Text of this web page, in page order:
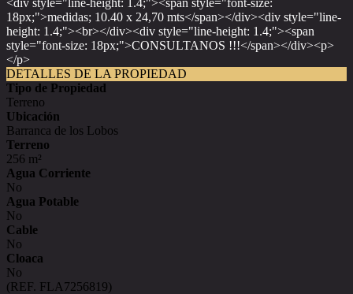
<div style="line-height: 1.4;"><span style="font-size:
18px;">medidas; 10.40 x 24,70 mts</span></div><div style="line-
height: 1.4;"><br></div><div style="line-height: 1.4;"><span
style="font-size: 18px;">CONSULTANOS !!!</span></div><p>
</p>
DETALLES DE LA PROPIEDAD
Tipo de Propiedad
Terreno
Ubicación
Barranca de los Lobos
Terreno
256 m²
Agua Corriente
No
Agua Potable
No
Cable
No
Cloaca
No
(REF. FLA7256819)